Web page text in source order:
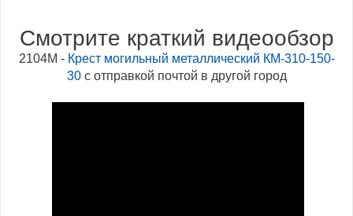
Смотрите краткий видеообзор
2104М - Крест могильный металлический КМ-310-150-
30с отправкой почтой в другой город